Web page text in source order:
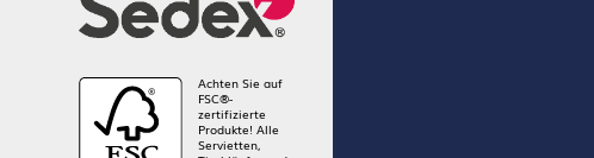
Achten Sie auf
FSC®-
zertifizierte
Produkte! Alle
Servietten,